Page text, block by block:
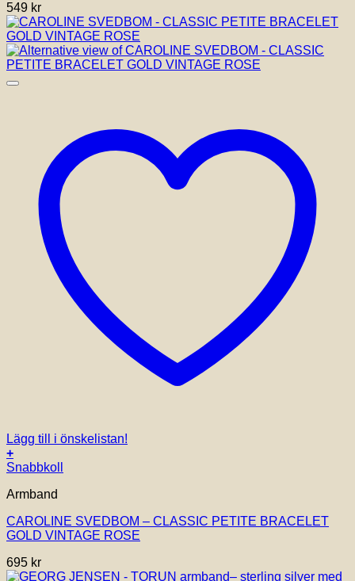
549 kr
Lägg till i önskelistan!
+
Snabbkoll
Armband
CAROLINE SVEDBOM – CLASSIC PETITE BRACELET
GOLD VINTAGE ROSE
695 kr